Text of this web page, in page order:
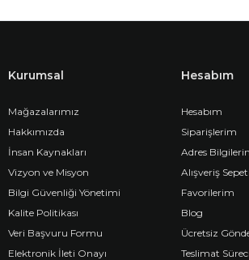
Kurumsal
Mağazalarımız
Hakkımızda
İnsan Kaynakları
Vizyon ve Misyon
Bilgi Güvenliği Yönetimi
Kalite Politikası
Veri Başvuru Formu
Elektronik İleti Onayı
Hesabım
Hesabım
Siparişlerim
Adres
Alışveriş
Favorilerim
Blog
Ücretsiz
Teslimat Süreci